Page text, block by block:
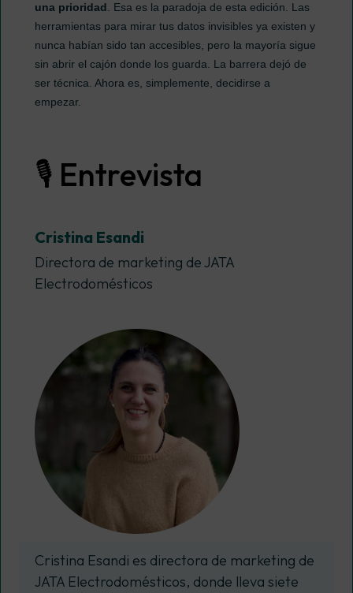
una prioridad. Esa es la paradoja de esta edición. Las
herramientas para mirar tus datos invisibles ya existen y
nunca habían sido tan accesibles, pero la mayoría sigue
sin abrir el cajón donde los guarda. La barrera dejó de
ser técnica. Ahora es, simplemente, decidirse a
empezar.
🎙️ Entrevista
Cristina Esandi
Directora de marketing de JATA
Electrodomésticos
Cristina Esandi es directora de marketing de
JATA Electrodomésticos, donde lleva siete